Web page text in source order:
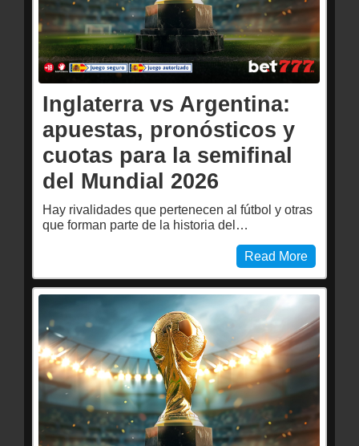
Inglaterra vs Argentina:
apuestas, pronósticos y
cuotas para la semifinal
del Mundial 2026
Hay rivalidades que pertenecen al fútbol y otras
que forman parte de la historia del…
Read More